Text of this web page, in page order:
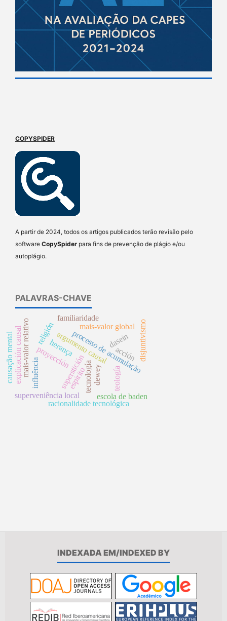
COPYSPIDER
A partir de 2024, todos os artigos publicados terão revisão pelo
software CopySpider para fins de prevenção de plágio e/ou
autoplágio.
PALAVRAS-CHAVE
argumento causal
superstición
proyecciónprocesso de acumulação
mais-valor global
mais-valor relativo
superveniência local
disjuntivismo
religión
racionalidade tecnológica
tecnologíadewey teología
espirito
influência
familiaridade
escola de baden
dasein
herança
explicación causal acción
causação mental
INDEXADA EM/INDEXED BY